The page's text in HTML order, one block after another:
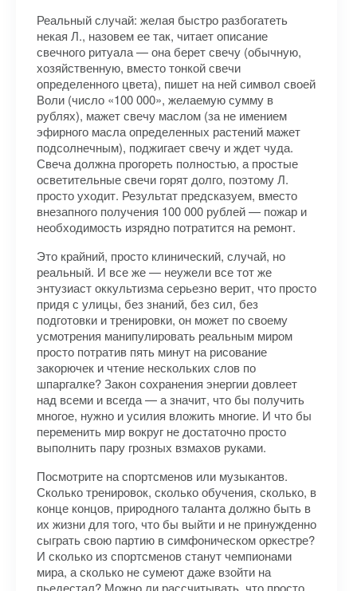
Реальный случай: желая быстро разбогатеть
некая Л., назовем ее так, читает описание
свечного ритуала — она берет свечу (обычную,
хозяйственную, вместо тонкой свечи
определенного цвета), пишет на ней символ своей
Воли (число «100 000», желаемую сумму в
рублях), мажет свечу маслом (за не имением
эфирного масла определенных растений мажет
подсолнечным), поджигает свечу и ждет чуда.
Свеча должна прогореть полностью, а простые
осветительные свечи горят долго, поэтому Л.
просто уходит. Результат предсказуем, вместо
внезапного получения 100 000 рублей — пожар и
необходимость изрядно потратится на ремонт.
Это крайний, просто клинический, случай, но
реальный. И все же — неужели все тот же
энтузиаст оккультизма серьезно верит, что просто
придя с улицы, без знаний, без сил, без
подготовки и тренировки, он может по своему
усмотрения манипулировать реальным миром
просто потратив пять минут на рисование
закорючек и чтение нескольких слов по
шпаргалке? Закон сохранения энергии довлеет
над всеми и всегда — а значит, что бы получить
многое, нужно и усилия вложить многие. И что бы
переменить мир вокруг не достаточно просто
выполнить пару грозных взмахов руками.
Посмотрите на спортсменов или музыкантов.
Сколько тренировок, сколько обучения, сколько, в
конце концов, природного таланта должно быть в
их жизни для того, что бы выйти и не принужденно
сыграть свою партию в симфоническом оркестре?
И сколько из спортсменов станут чемпионами
мира, а сколько не сумеют даже взойти на
пьедестал? Можно ли рассчитывать, что просто